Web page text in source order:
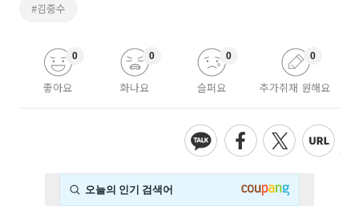
#김중수
좋아요
0
화나요
0
슬퍼요
0
추가취재 원해요
0